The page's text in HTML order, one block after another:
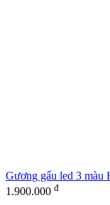
Gương gấu led 3 màu
1.900.000 đ